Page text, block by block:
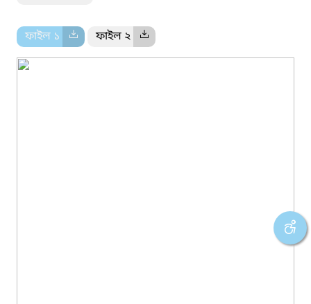
ফাইল ১ ফাইল ২